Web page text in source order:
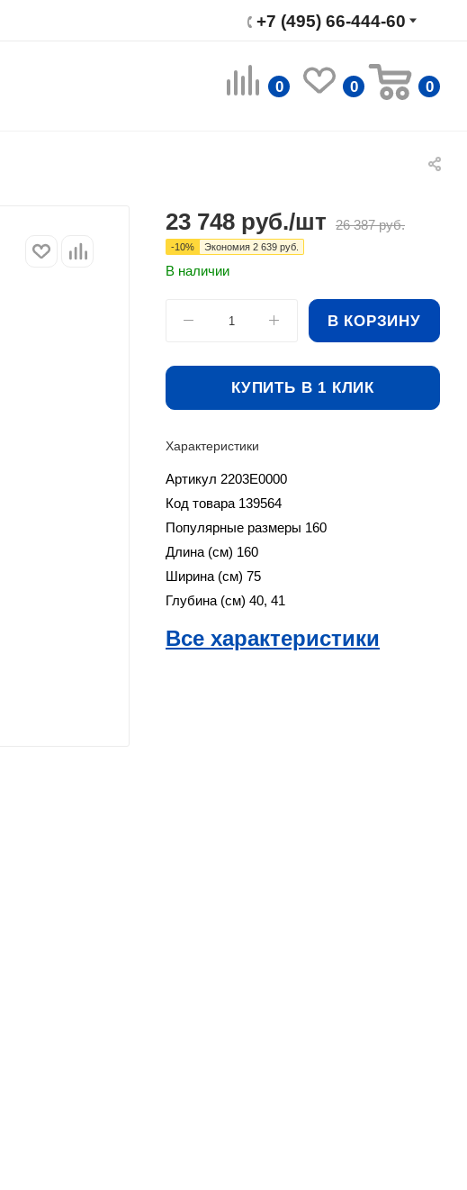
+7 (495) 66-444-60
0 0 0
23 748 руб./шт 26 387руб.
-10% Экономия 2 639 руб.
В наличии
В КОРЗИНУ
КУПИТЬ В 1 КЛИК
Характеристики
Артикул 2203E0000
Код товара 139564
Популярные размеры 160
Длина (см) 160
Ширина (см) 75
Глубина (см) 40, 41
Все характеристики